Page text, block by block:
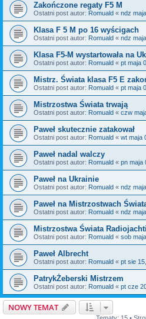
Zakończone regaty F5 M
Ostatni post autor: Romuald « ndz
Klasa F 5 M po 16 wyścigach
Ostatni post autor: Romuald « ndz
Klasa F5-M wystartowała na
Ostatni post autor: Romuald « pt maja
Mistrz. Świata klasa F5 E
Ostatni post autor: Romuald « pt maja
Mistrzostwa Świata trwają
Ostatni post autor: Romuald « czw
Paweł skutecznie zatakował
Ostatni post autor: Romuald « wt maja
Paweł nadal walczy
Ostatni post autor: Romuald « pn maja
Paweł na Ukrainie
Ostatni post autor: Romuald « ndz
Paweł na Mistrzostwach
Ostatni post autor: Romuald « ndz
Mistrzostwa Świata
Ostatni post autor: Romuald « sob
Paweł Albrecht
Ostatni post autor: Romuald « pt sie
PatrykŻeberski Mistrzem
Ostatni post autor: Romuald « pt cze
NOWY TEMAT